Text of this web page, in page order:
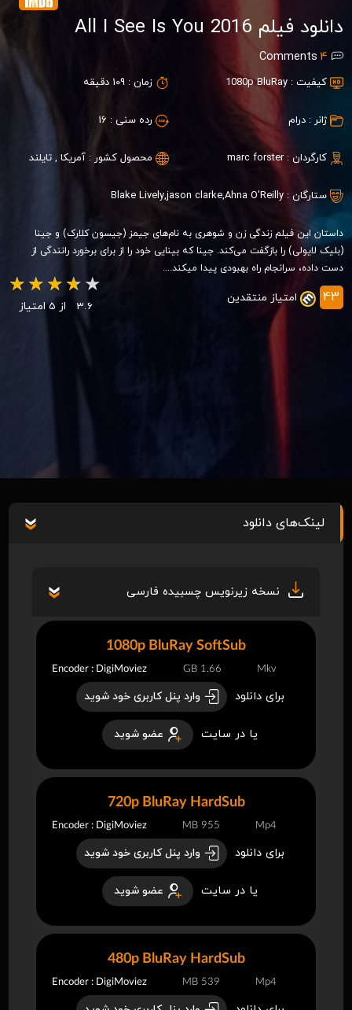
دانلود فیلم All I See Is You 2016
4
Comments
کیفیت : 1080p BluRay زمان : 109 دقیقه
ژانر : درام رده سنی : 16
کارگردان : marc forster محصول کشور : آمریکا, تایلند
ستارگان : Blake Lively,jason clarke,Ahna O'Reilly
داستان این فیلم زندگی زن و شوهری به نام‌های جیمز (جیسون کلارک) و جینا
(بلیک لایولی) را بازگفت می‌کند. جینا که بینایی خود را از برای برخورد رانندگی از
دست داده، سرانجام راه بهبودی پیدا میکند....
43 امتیاز منتقدین
3.6 از 5 امتیاز
لینک‌های دانلود
نسخه زیرنویس چسبیده فارسی
برای دانلود وارد پنل کاربری خود شوید
یا در سایت عضو شوید
1080p BluRay SoftSub
Encoder : DigiMoviez 1.66 GB Mkv
برای دانلود وارد پنل کاربری خود شوید
یا در سایت عضو شوید
720p BluRay HardSub
Encoder : DigiMoviez 955 MB Mp4
480p BluRay HardSub
Encoder : DigiMoviez 539 MB Mp4